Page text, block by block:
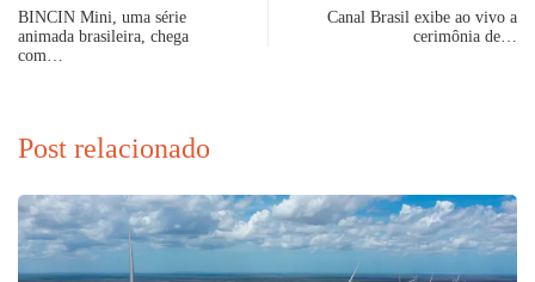
BINCIN Mini, uma série
animada brasileira, chega
com…
Canal Brasil exibe ao vivo a
cerimônia de…
Post relacionado